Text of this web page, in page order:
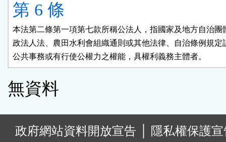
第 6 條
本法第二條第一項第七款所稱公法人，指國家及地方自治團
政法人法、農田水利會組織通則或其他法律、自治條例規定
公共事務或有行使公權力之權能，具權利義務主體者。
無資料
政府網站資料開放宣告
隱私權保護